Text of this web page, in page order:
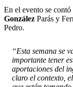
En el evento se contó
González Parás y
Pedro.
“Esta semana se
importante tener
aportaciones del
claro el contexto,